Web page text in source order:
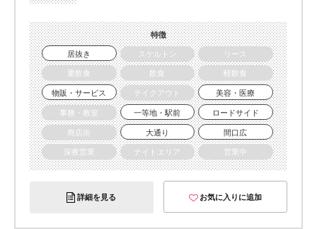
特徴
居抜き
スケルトン
リース
重飲食
飲食
軽飲食
物販・サービス
テイクアウト
美容・医療
事務・教室
一等地・駅前
ロードサイド
商店街
大通り
間口広
深夜営業
ナイトエリア 営業中
詳細を見る お気に入りに追加